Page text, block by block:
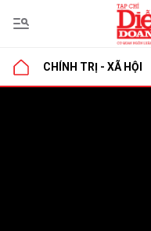
CHÍNH TRỊ - XÃ HỘI